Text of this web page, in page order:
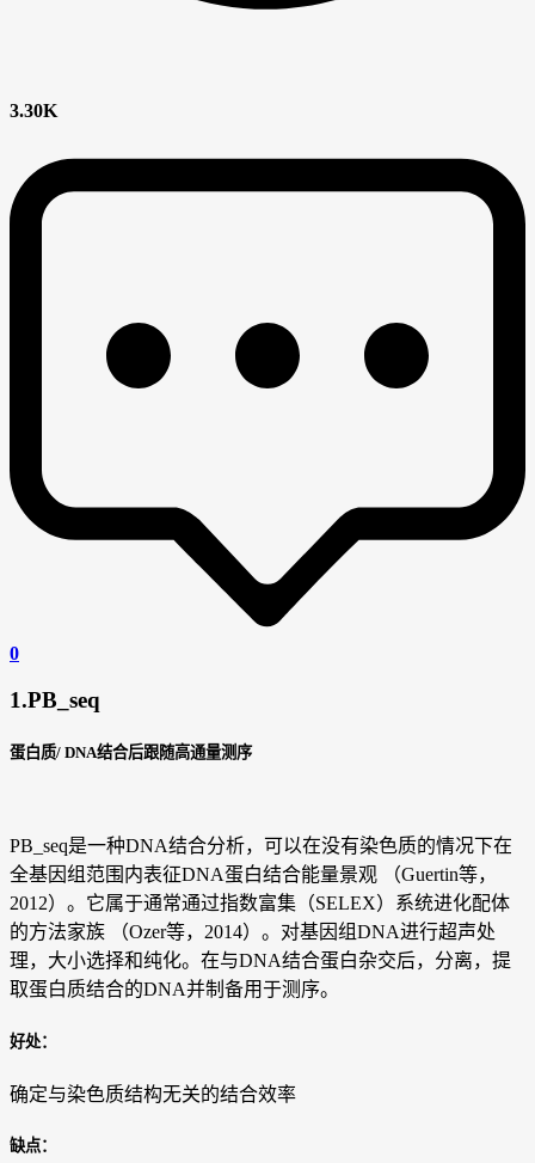
3.30K
0
1.PB_seq
蛋白质/ DNA结合后跟随高通量测序
PB_seq是一种DNA结合分析，可以在没有染色质的情况下在
全基因组范围内表征DNA蛋白结合能量景观 （Guertin等，
2012）。它属于通常通过指数富集（SELEX）系统进化配体
的方法家族 （Ozer等，2014）。对基因组DNA进行超声处
理，大小选择和纯化。在与DNA结合蛋白杂交后，分离，提
取蛋白质结合的DNA并制备用于测序。
好处：
确定与染色质结构无关的结合效率
缺点：